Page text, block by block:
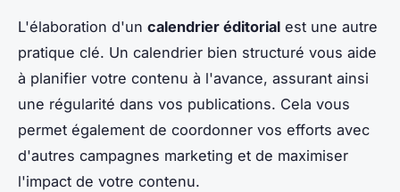
L'élaboration d'un calendrier éditorial est une autre
pratique clé. Un calendrier bien structuré vous aide
à planifier votre contenu à l'avance, assurant ainsi
une régularité dans vos publications. Cela vous
permet également de coordonner vos efforts avec
d'autres campagnes marketing et de maximiser
l'impact de votre contenu.